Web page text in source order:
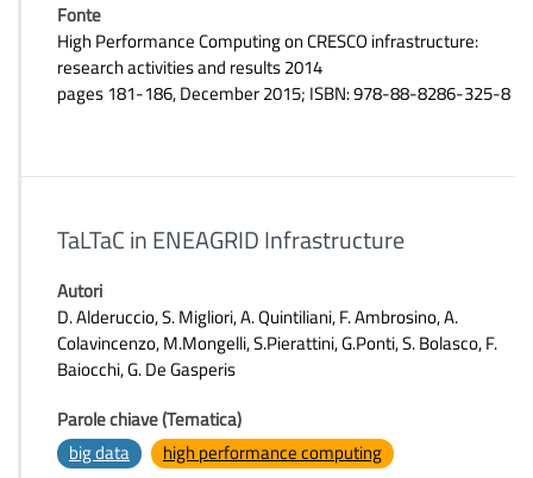
Fonte
High Performance Computing on CRESCO infrastructure:
research activities and results 2014
pages 181-186, December 2015; ISBN: 978-88-8286-325-8
TaLTaC in ENEAGRID Infrastructure
Autori
D. Alderuccio, S. Migliori, A. Quintiliani, F. Ambrosino, A.
Colavincenzo, M.Mongelli, S.Pierattini, G.Ponti, S. Bolasco, F.
Baiocchi, G. De Gasperis
Parole chiave (Tematica)
big data
high performance computing